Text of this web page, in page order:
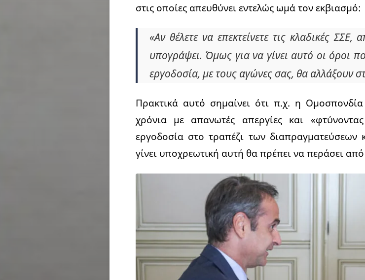
στις οποίες απευθύνει εντελώς ωμά τον εκβιασμό:
«Αν θέλετε να επεκτείνετε τις κλαδικές ΣΣΕ,
υπογράψει. Όμως για να γίνει αυτό οι όροι
εργοδοσία, με τους αγώνες σας, θα αλλάξουν
Πρακτικά αυτό σημαίνει ότι π.χ. η
χρόνια με απανωτές απεργίες και
εργοδοσία στο τραπέζι των
γίνει υποχρεωτική αυτή θα πρέπει να περάσει